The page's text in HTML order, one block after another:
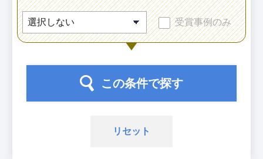
受賞事例のみ
この条件で探す
リセット